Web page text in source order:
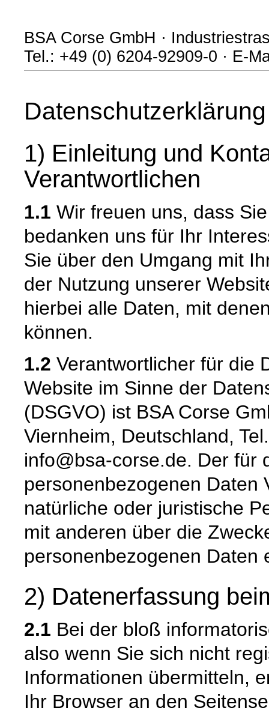
BSA Corse GmbH ·
Tel.: +49 (0) 6204-92909-0 · E-
Datenschutzerklärung
1) Einleitung und
Verantwortlichen
1.1 Wir freuen uns, dass
bedanken uns für Ihr
Sie über den Umgang mit
der Nutzung unserer
hierbei alle Daten, mit
können.
1.2 Verantwortlicher für die
Website im Sinne der
(DSGVO) ist BSA Corse
Viernheim, Deutschland,
info@bsa-corse.de. Der für
personenbezogenen Daten
natürliche oder juristische
mit anderen über die
personenbezogenen Daten
2) Datenerfassung
2.1 Bei der bloß
also wenn Sie sich nicht
Informationen übermitteln,
Ihr Browser an den